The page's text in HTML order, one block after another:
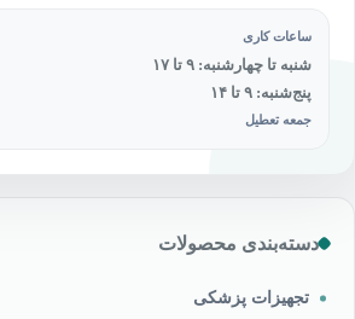
ساعات کاری
شنبه تا چهارشنبه: ۹ تا ۱۷
پنج‌شنبه: ۹ تا ۱۴
جمعه تعطیل
دسته‌بندی محصولات
تجهیزات پزشکی